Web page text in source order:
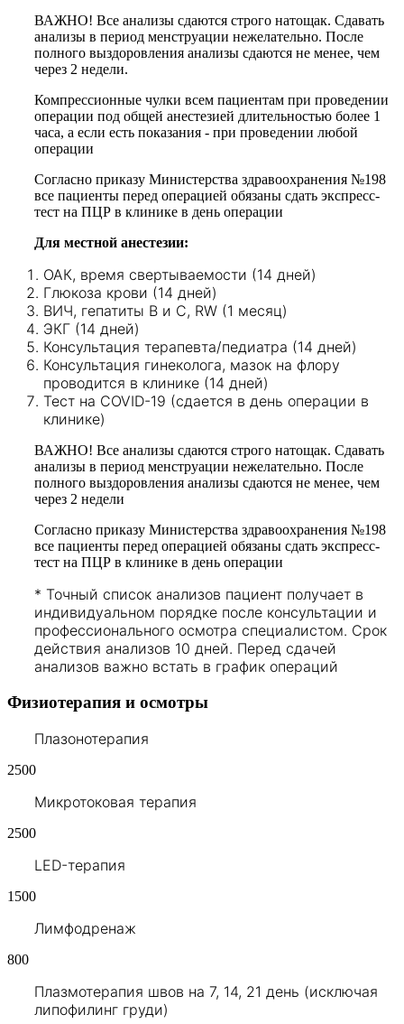
ВАЖНО! Все анализы сдаются строго натощак. Сдавать
анализы в период менструации нежелательно. После
полного выздоровления анализы сдаются не менее, чем
через 2 недели.
Компрессионные чулки всем пациентам при проведении
операции под общей анестезией длительностью более 1
часа, а если есть показания - при проведении любой
операции
Согласно приказу Министерства здравоохранения №198
все пациенты перед операцией обязаны сдать экспресс-
тест на ПЦР в клинике в день операции
Для местной анестезии:
ОАК, время свертываемости (14 дней)
Глюкоза крови (14 дней)
ВИЧ, гепатиты В и С, RW (1 месяц)
ЭКГ (14 дней)
Консультация терапевта/педиатра (14 дней)
Консультация гинеколога, мазок на флору
проводится в клинике (14 дней)
Тест на COVID-19 (сдается в день операции в
клинике)
ВАЖНО! Все анализы сдаются строго натощак. Сдавать
анализы в период менструации нежелательно. После
полного выздоровления анализы сдаются не менее, чем
через 2 недели
Согласно приказу Министерства здравоохранения №198
все пациенты перед операцией обязаны сдать экспресс-
тест на ПЦР в клинике в день операции
* Точный список анализов пациент получает в
индивидуальном порядке после консультации и
профессионального осмотра специалистом. Срок
действия анализов 10 дней. Перед сдачей
анализов важно встать в график операций
Физиотерапия и осмотры
Плазонотерапия
2500
Микротоковая терапия
2500
LED-терапия
1500
Лимфодренаж
800
Плазмотерапия швов на 7, 14, 21 день (исключая
липофилинг груди)